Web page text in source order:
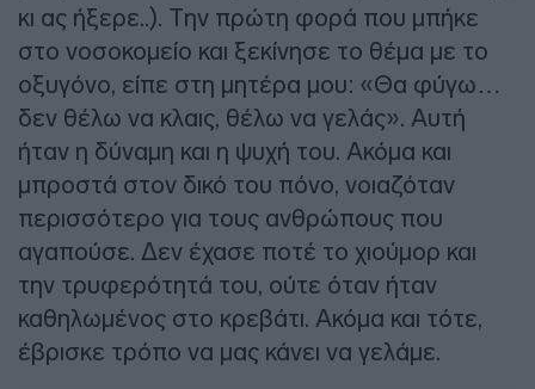
κι ας ήξερε..). Την πρώτη φορά που μπήκε
στο νοσοκομείο και ξεκίνησε το θέμα με το
οξυγόνο, είπε στη μητέρα μου: «Θα φύγω…
δεν θέλω να κλαις, θέλω να γελάς». Αυτή
ήταν η δύναμη και η ψυχή του. Ακόμα και
μπροστά στον δικό του πόνο, νοιαζόταν
περισσότερο για τους ανθρώπους που
αγαπούσε. Δεν έχασε ποτέ το χιούμορ και
την τρυφερότητά του, ούτε όταν ήταν
καθηλωμένος στο κρεβάτι. Ακόμα και τότε,
έβρισκε τρόπο να μας κάνει να γελάμε.